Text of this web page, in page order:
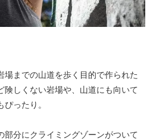
場までの山道を歩く目的で作られた
険しくない岩場や、山道にも向いて
ったり。
部分にクライミングゾーンがついて